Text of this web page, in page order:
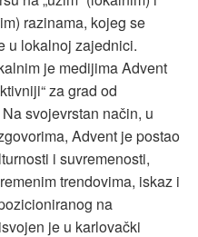
razinama, kojeg se
u lokalnoj zajednici.
je medijima Advent
za grad od
svojevrstan način, u
Advent je postao
i suvremenosti,
trendovima, iskaz i
na
je u karlovački